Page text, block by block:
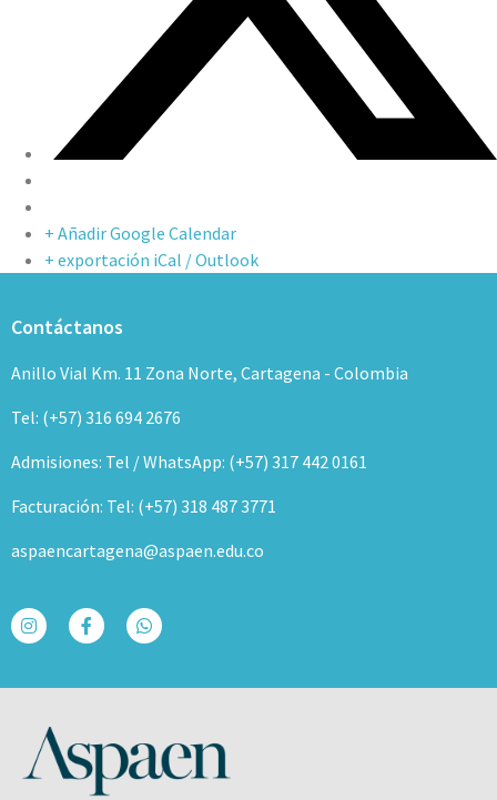
+ Añadir Google Calendar
+ exportación iCal / Outlook
Contáctanos
Anillo Vial Km. 11 Zona Norte, Cartagena - Colombia
Tel: (+57) 316 694 2676
Admisiones: Tel / WhatsApp: (+57) 317 442 0161
Facturación: Tel: (+57) 318 487 3771
aspaencartagena@aspaen.edu.co